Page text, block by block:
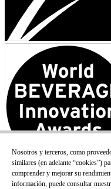
Nosotros y terceros, como
similares (en adelante “cookies”)
comprender y mejorar su
información, puede consultar